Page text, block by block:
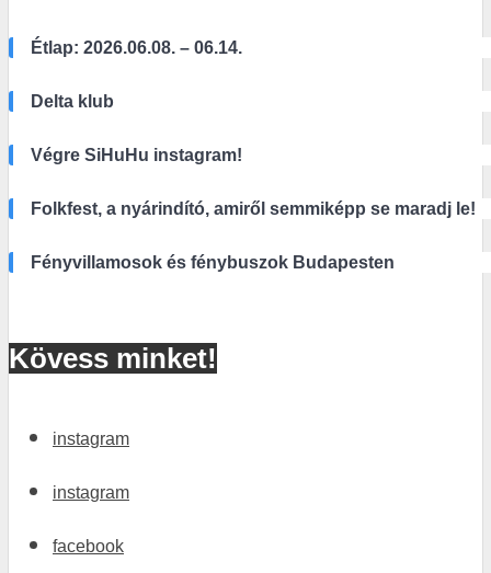
Étlap: 2026.06.08. – 06.14.
Delta klub
Végre SiHuHu instagram!
Folkfest, a nyárindító, amiről semmiképp se maradj le!
Fényvillamosok és fénybuszok Budapesten
Kövess minket!
instagram
instagram
facebook